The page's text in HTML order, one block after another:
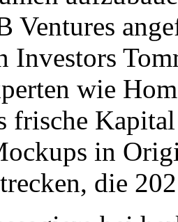
Ventures
Investors
wie
frische
in
die